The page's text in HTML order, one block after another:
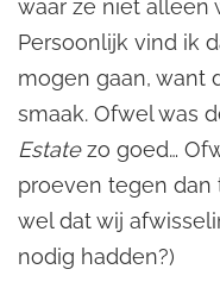
waar ze niet alleen
Persoonlijk vind ik
mogen gaan, want
smaak. Ofwel was
Estatezo goed…
proeven tegen dan
wel dat wij
nodig hadden?)